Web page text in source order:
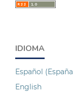
IDIOMA
Español
English